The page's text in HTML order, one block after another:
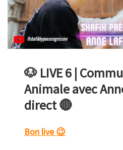
🐶 LIVE 6 |
Animale avec
direct 🔴
Bon live 😉